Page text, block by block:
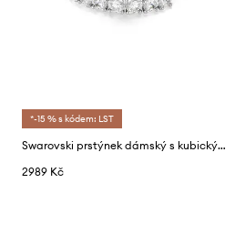
*-15 % s kódem: LST
Swarovski prstýnek dámský s kubickým zirkonem MATRIX
2989 Kč